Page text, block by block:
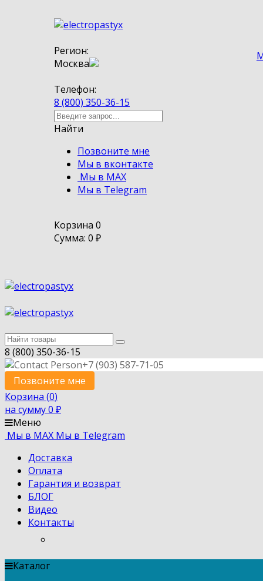
Регион:
Москва
Телефон:
8 (800) 350-36-15
Найти
Позвоните мне
Мы в вконтакте
Мы в MAX
Мы в Telegram
Корзина 0
Сумма: 0 ₽
8 (800) 350-36-15
+7 (903) 587-71-05
Позвоните мне
Корзина (0)
на сумму0 ₽
Меню
Мы в MAX Мы в Telegram
Доставка
Оплата
Гарантия и возврат
БЛОГ
Видео
Контакты
Каталог